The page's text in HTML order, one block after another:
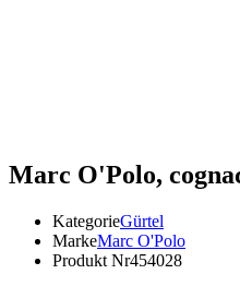
Marc O'Polo,
KategorieGürtel
MarkeMarc O'Polo
Produkt Nr454028